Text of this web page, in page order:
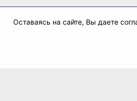
Оставаясь на сайте, Вы даете